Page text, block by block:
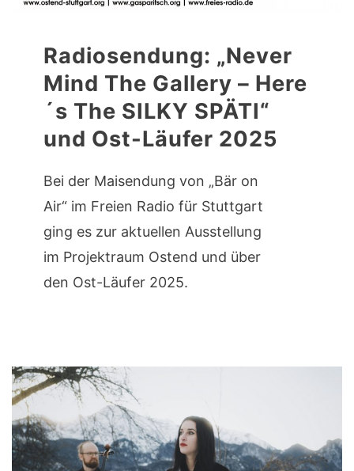
Radiosendung: „Never
Mind The Gallery – Here
´s The SILKY SPÄTI“
und Ost-Läufer 2025
Bei der Maisendung von „Bär on
Air“ im Freien Radio für Stuttgart
ging es zur aktuellen Ausstellung
im Projektraum Ostend und über
den Ost-Läufer 2025.